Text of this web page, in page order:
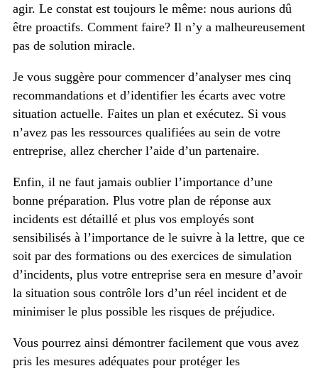
agir. Le constat est toujours le même: nous aurions dû
être proactifs. Comment faire? Il n’y a malheureusement
pas de solution miracle.
Je vous suggère pour commencer d’analyser mes cinq
recommandations et d’identifier les écarts avec votre
situation actuelle. Faites un plan et exécutez. Si vous
n’avez pas les ressources qualifiées au sein de votre
entreprise, allez chercher l’aide d’un partenaire.
Enfin, il ne faut jamais oublier l’importance d’une
bonne préparation. Plus votre plan de réponse aux
incidents est détaillé et plus vos employés sont
sensibilisés à l’importance de le suivre à la lettre, que ce
soit par des formations ou des exercices de simulation
d’incidents, plus votre entreprise sera en mesure d’avoir
la situation sous contrôle lors d’un réel incident et de
minimiser le plus possible les risques de préjudice.
Vous pourrez ainsi démontrer facilement que vous avez
pris les mesures adéquates pour protéger les